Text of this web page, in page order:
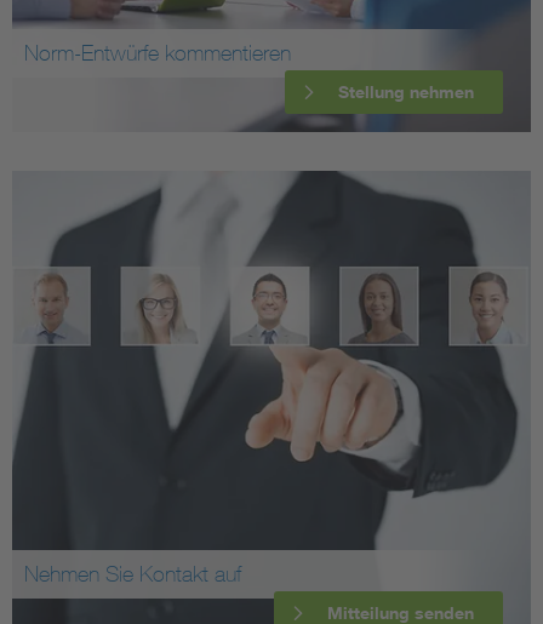
Norm-Entwürfe kommentieren
Stellung nehmen
Nehmen Sie Kontakt auf
Mitteilung senden